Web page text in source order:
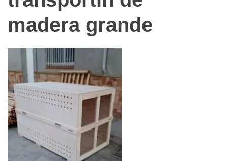
madera grande